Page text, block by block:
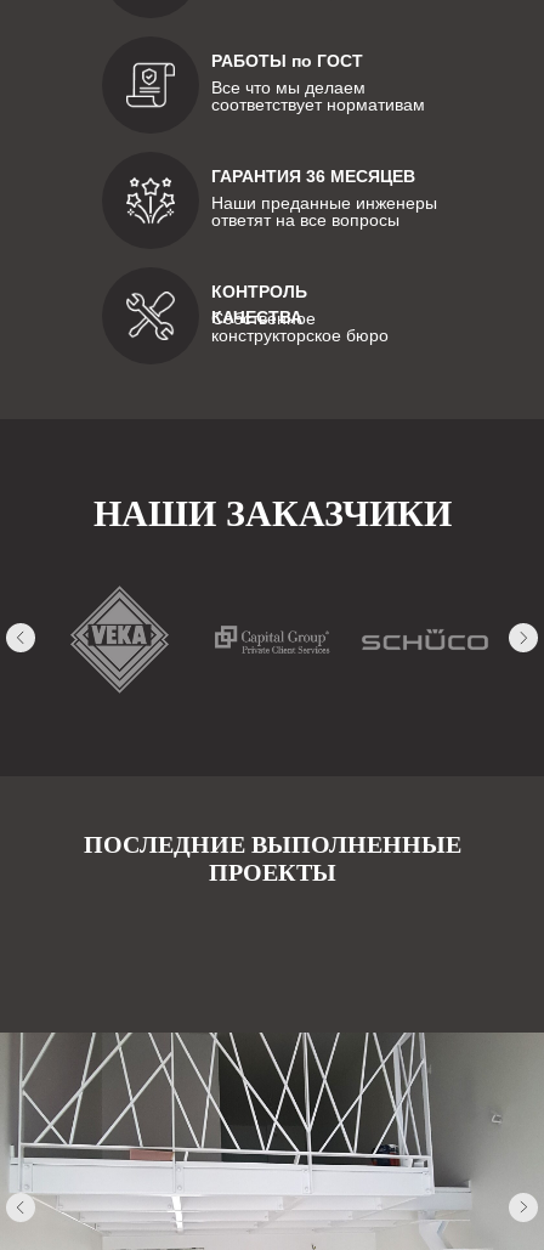
РАБОТЫ по ГОСТ
Все что мы делаем
соответствует нормативам
КОНТРОЛЬ
КАЧЕСТВА
Собственное
конструкторское бюро
ГАРАНТИЯ 36 МЕСЯЦЕВ
Наши преданные инженеры
ответят на все вопросы
НАШИ ЗАКАЗЧИКИ
ПОСЛЕДНИЕ ВЫПОЛНЕННЫЕ
ПРОЕКТЫ